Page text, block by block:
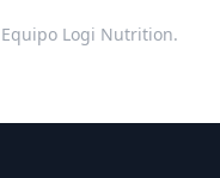
Logi Nutrition.